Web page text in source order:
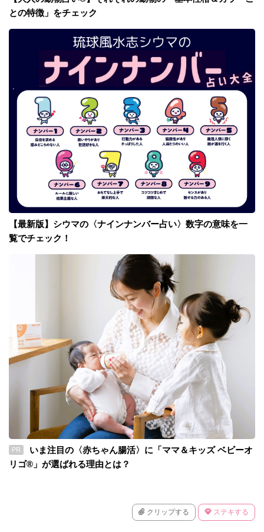
との特徴」をチェック
【最新版】シウマの〈ナインナンバー占い〉数字の意味を一
覧でチェック！
PR
いま注目の〈赤ちゃん腸活〉に「ママ＆キッズ ベビーオ
リゴ®」が選ばれる理由とは？
クリップする ステキする